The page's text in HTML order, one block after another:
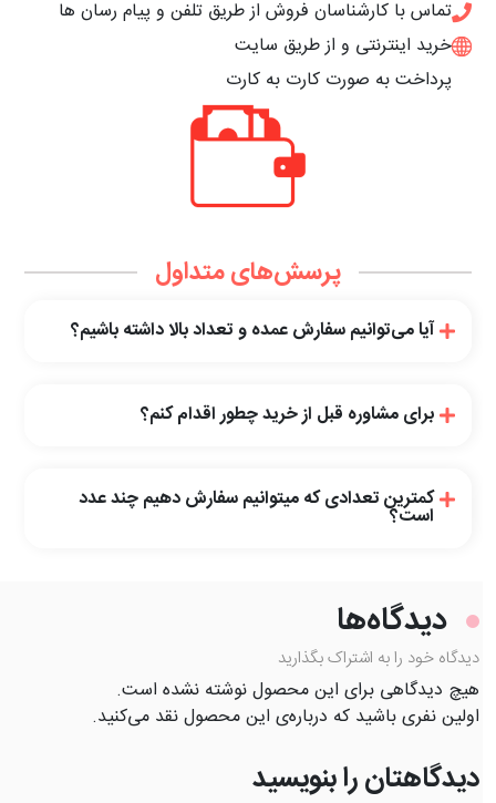
تماس با کارشناسان فروش از طریق تلفن و پیام رسان ها
خرید اینترنتی و از طریق سایت
پرداخت به صورت کارت به کارت
پرسش‌های متداول
آیا می‌توانیم سفارش عمده و تعداد بالا داشته باشیم؟
برای مشاوره قبل از خرید چطور اقدام کنم؟
کمترین تعدادی که میتوانیم سفارش دهیم چند عدد
است؟
دیدگاه‌ها
دیدگاه خود را به اشتراک بگذارید
هیچ دیدگاهی برای این محصول نوشته نشده است.
اولین نفری باشید که درباره‌ی این محصول نقد می‌کنید.
دیدگاهتان را بنویسید